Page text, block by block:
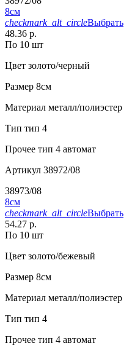
8см
checkmark_alt_circleВыбрать
48.36 р.
По 10 шт
Цвет золото/черный
Размер 8см
Материал металл/полиэстер
Тип тип 4
Прочее тип 4 автомат
Артикул 38972/08
38973/08
8см
checkmark_alt_circleВыбрать
54.27 р.
По 10 шт
Цвет золото/бежевый
Размер 8см
Материал металл/полиэстер
Тип тип 4
Прочее тип 4 автомат